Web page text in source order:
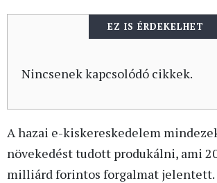
EZ IS ÉRDEKELHET
Nincsenek kapcsolódó cikkek.
A hazai e-kiskereskedelem
növekedést tudott produkálni, ami
milliárd forintos forgalmat jelentett.